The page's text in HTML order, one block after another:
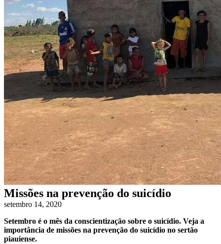
Missões na prevenção do suicídio
setembro 14, 2020
Setembro é o mês da conscientização sobre o suicídio. Veja a
importância de missões na prevenção do suicídio no sertão
piauiense.